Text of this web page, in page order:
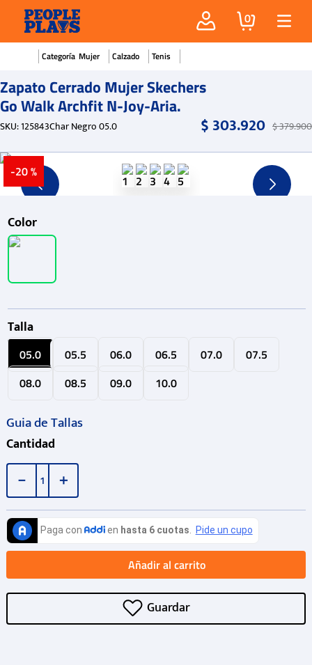
0
Mujer Calzado Tenis
Zapato Cerrado Mujer Skechers
Go Walk Archfit N-Joy-Aria.
SKU:125843Char Negro 05.0 $303.920 $379.900
-20 %
Color
Talla
05.0 05.5 06.0 06.5 07.0
07.5
08.0
08.5 09.0 10.0
Guia de Tallas
Cantidad
＋
－
Añadir al carrito